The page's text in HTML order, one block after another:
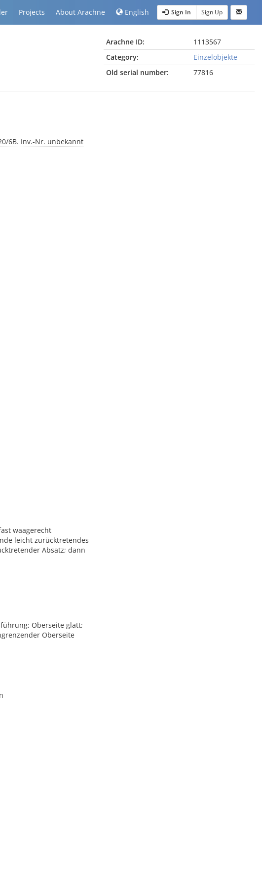
Projects About Arachne English Sign In Sign Up
Arachne ID:
1113567
Category:
Einzelobjekte
Old serial number:
77816
6B. Inv.-Nr. unbekannt
waagerecht
leicht zurücktretendes
Absatz; dann
Oberseite glatt;
Oberseite